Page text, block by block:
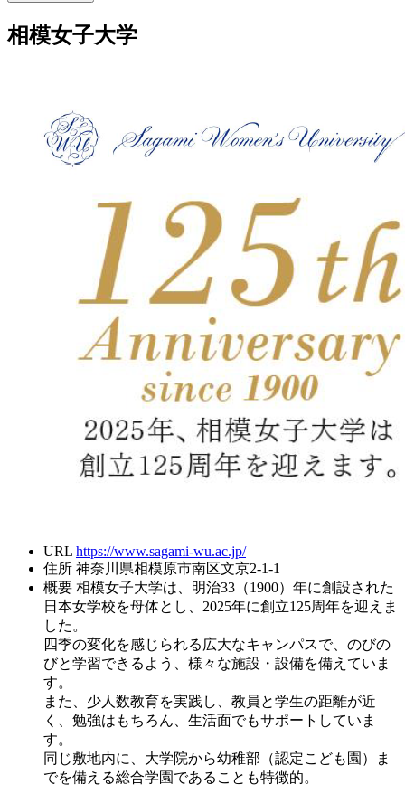
相模女子大学
URL https://www.sagami-wu.ac.jp/
住所 神奈川県相模原市南区文京2-1-1
概要 相模女子大学は、明治33（1900）年に創設された
日本女学校を母体とし、2025年に創立125周年を迎えま
した。
四季の変化を感じられる広大なキャンパスで、のびの
びと学習できるよう、様々な施設・設備を備えていま
す。
また、少人数教育を実践し、教員と学生の距離が近
く、勉強はもちろん、生活面でもサポートしていま
す。
同じ敷地内に、大学院から幼稚部（認定こども園）ま
でを備える総合学園であることも特徴的。